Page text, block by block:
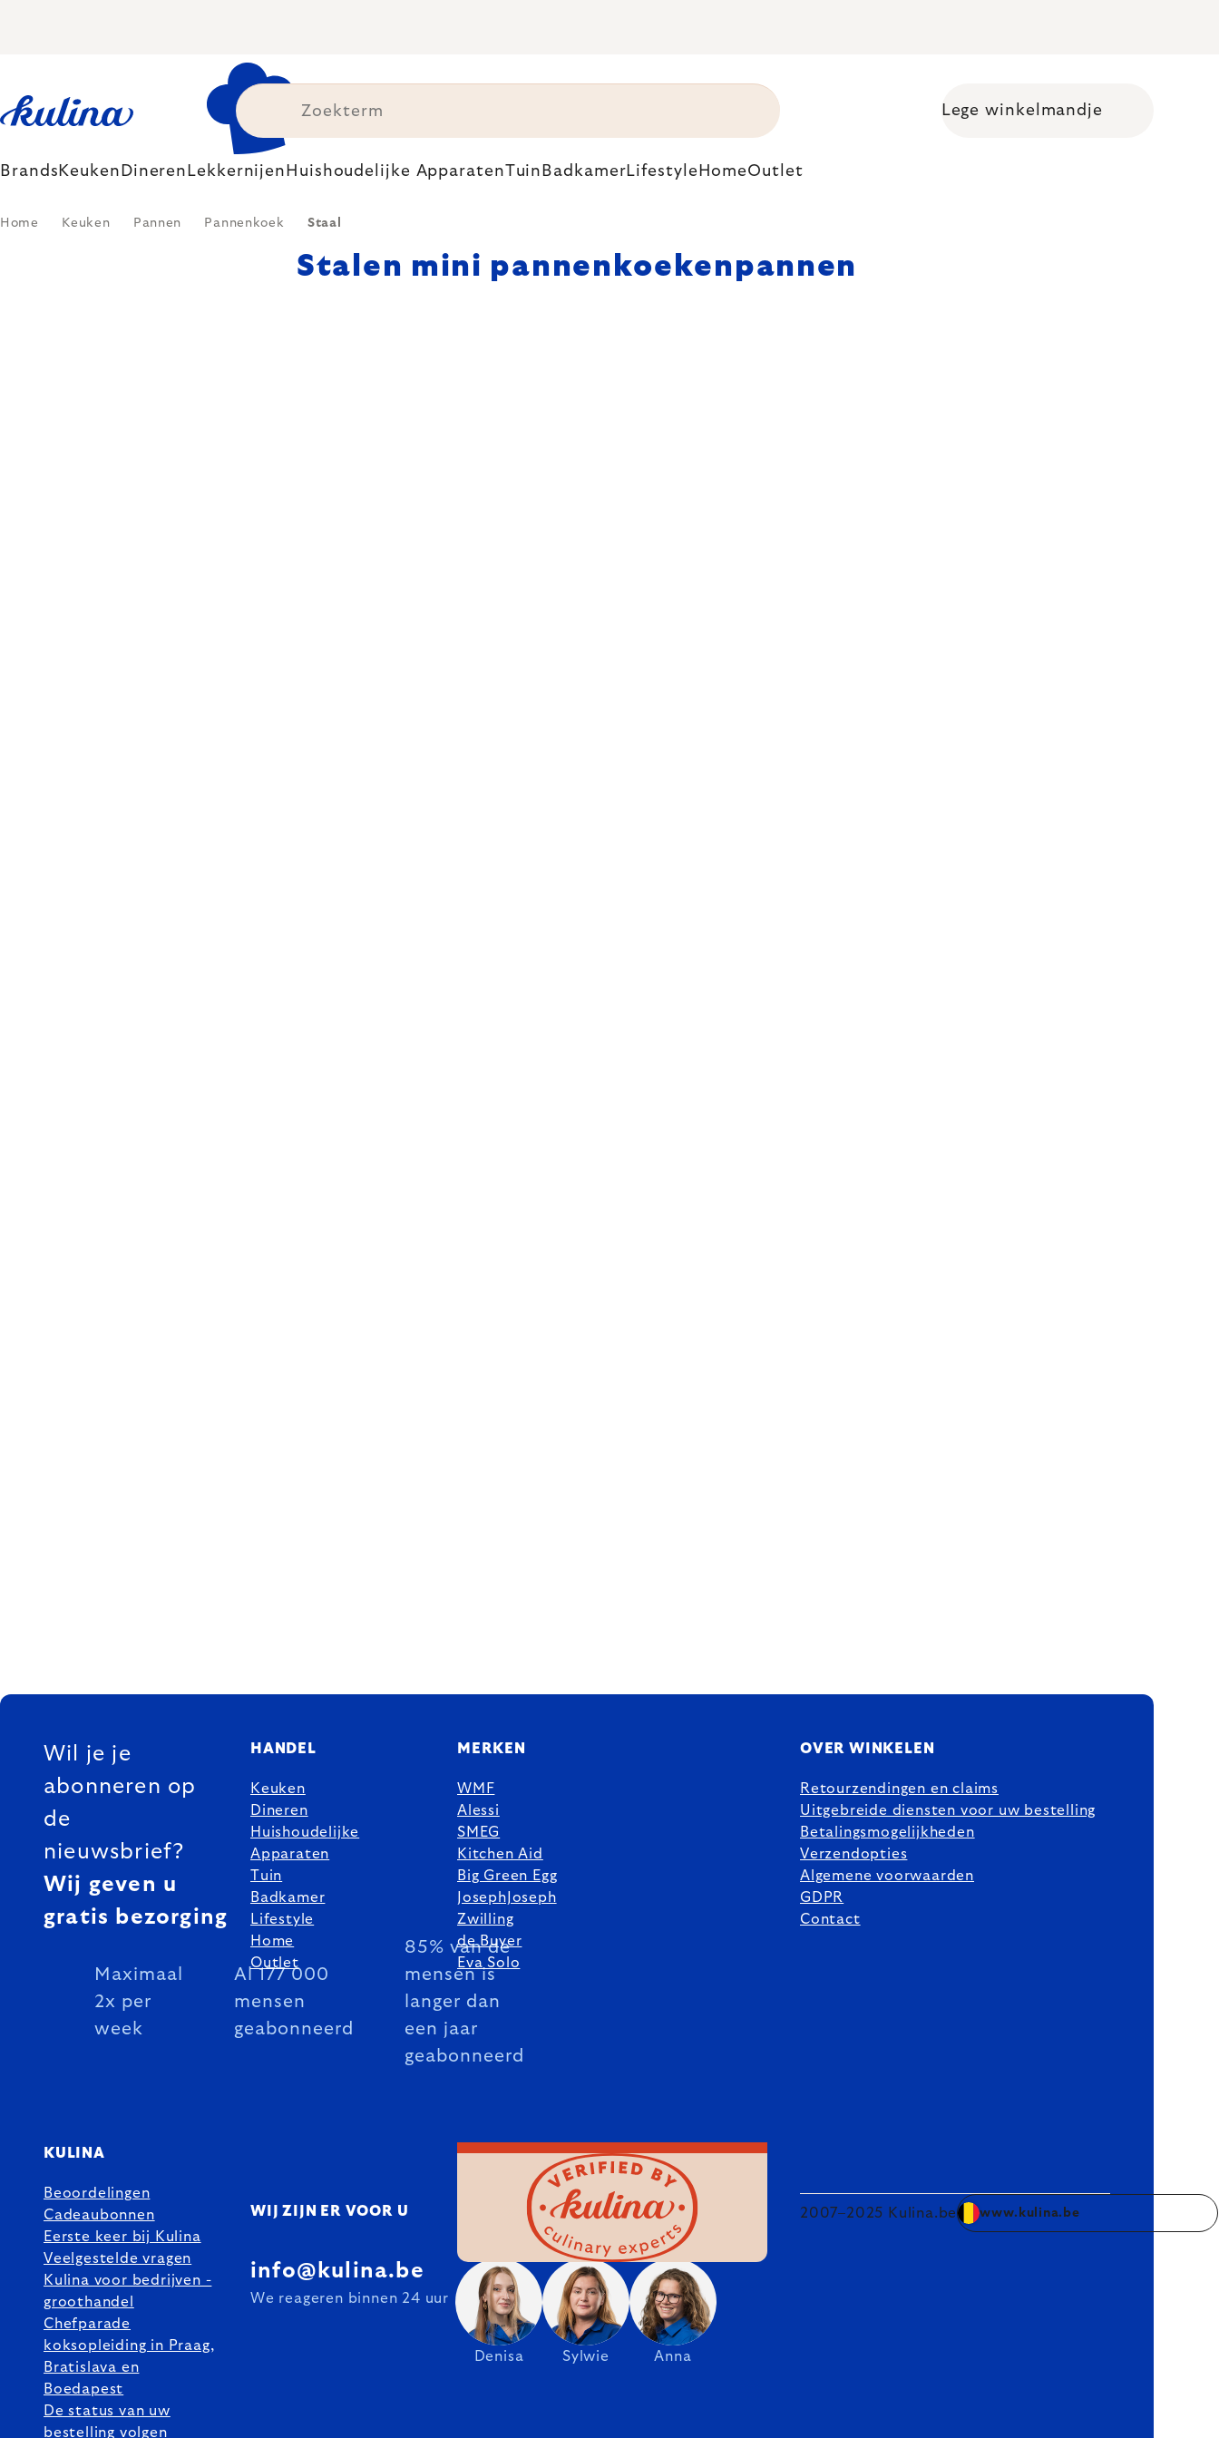
Shopping cart
Lege winkelmandje
Brands Keuken Dineren Lekkernijen Huishoudelijke ApparatenTuin BadkamerLifestyle HomeOutlet
Home Keuken Pannen Pannenkoek Staal
Stalen mini pannenkoekenpannen
FOOTER
Wil je je
abonneren op
de
nieuwsbrief?
Wij geven u
gratis bezorging
Maximaal
2x per
week
Al 177 000
mensen
geabonneerd
85% van de
mensen is
langer dan
een jaar
geabonneerd
HANDEL
Keuken
Dineren
Huishoudelijke
Apparaten
Tuin
Badkamer
Lifestyle
Home
Outlet
MERKEN
WMF
Alessi
SMEG
Kitchen Aid
Big Green Egg
JosephJoseph
Zwilling
de Buyer
Eva Solo
OVER WINKELEN
Retourzendingen en claims
Uitgebreide diensten voor uw bestelling
Betalingsmogelijkheden
Verzendopties
Algemene voorwaarden
GDPR
Contact
KULINA
Beoordelingen
Cadeaubonnen
Eerste keer bij Kulina
Veelgestelde vragen
Kulina voor bedrijven -
groothandel
Chefparade
koksopleiding in Praag,
Bratislava en
Boedapest
De status van uw
bestelling volgen
WIJ ZIJN ER VOOR U
Denisa Sylwie Anna
info@kulina.be
We reageren binnen 24 uur
2007–2025 Kulina.be www.kulina.be